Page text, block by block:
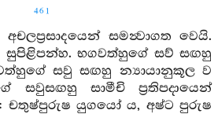
461
සමන්‍වාගත වෙයි.
භගවත්හුගේ සව් සඟහු
සවු සඟහු න්‍යායානුකූල ව
සවුසඟහු සාමීචි ප්‍රතිපදායෙන්
චතුෂ්පුරුෂ යුගයෝ ය, අෂ්ට පුරුෂ